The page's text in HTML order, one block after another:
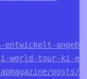
entwickelt-
world-tour-ki-
posts/